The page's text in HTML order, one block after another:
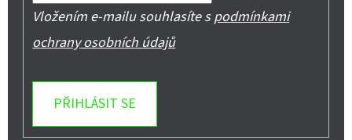
Vložením e-mailu souhlasíte spodmínkami
ochrany osobních údajů
PŘIHLÁSIT SE